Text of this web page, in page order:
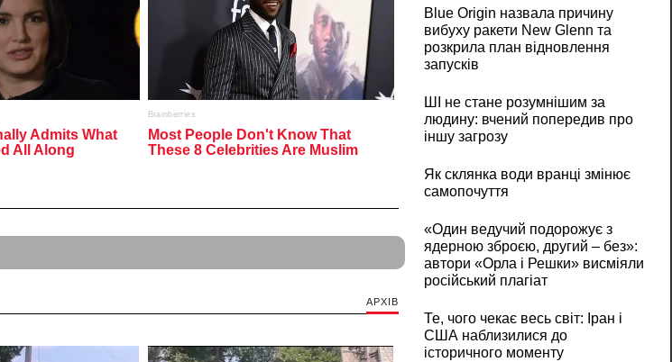
АРХІВ
Blue Origin назвала причину
вибуху ракети New Glenn та
розкрила план відновлення
запусків
ШІ не стане розумнішим за
людину: вчений попередив про
іншу загрозу
Як склянка води вранці змінює
самопочуття
«Один ведучий подорожує з
ядерною зброєю, другий – без»:
автори «Орла і Решки» висміяли
російський плагіат
Те, чого чекає весь світ: Іран і
США наблизилися до
історичного моменту